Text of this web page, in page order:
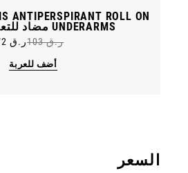
ANTIPERSPIRANT ROLL ON
UNDERARMS مضاد للتعرق 40 مل
ر.ق103
Original
was:
ر.ق 103.
ر.ق
Current
ر.ق 72.
أضف للعربة
السعر